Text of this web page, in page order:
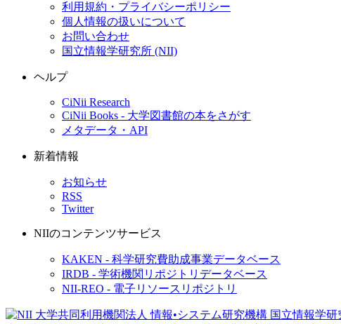
利用規約・プライバシーポリシー
個人情報の扱いについて
お問い合わせ
国立情報学研究所 (NII)
ヘルプ
CiNii Research
CiNii Books - 大学図書館の本をさがす
メタデータ・API
新着情報
お知らせ
RSS
Twitter
NIIのコンテンツサービス
KAKEN - 科学研究費助成事業データベース
IRDB - 学術機関リポジトリデータベース
NII-REO - 電子リソースリポジトリ